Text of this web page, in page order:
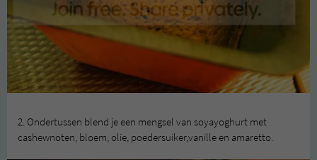
2. Ondertussen blend je een mengsel van soyayoghurt met
cashewnoten, bloem, olie, poedersuiker,vanille en amaretto.